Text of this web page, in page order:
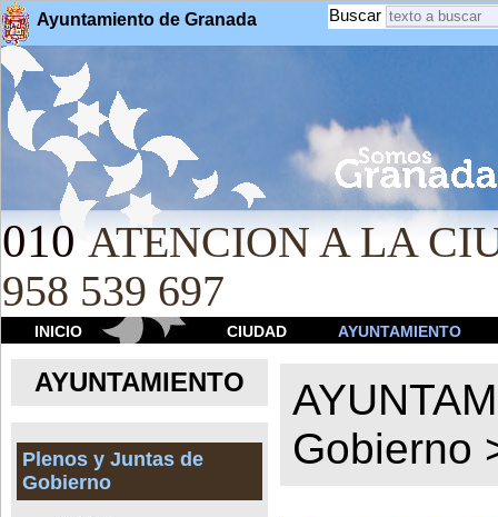
Ayuntamiento de Granada Buscar
010 ATENCION A LA
958 539 697
INICIO CIUDAD AYUNTAMIENTO
AYUNTAMIENTO
Plenos y Juntas de
Gobierno
Gobierno